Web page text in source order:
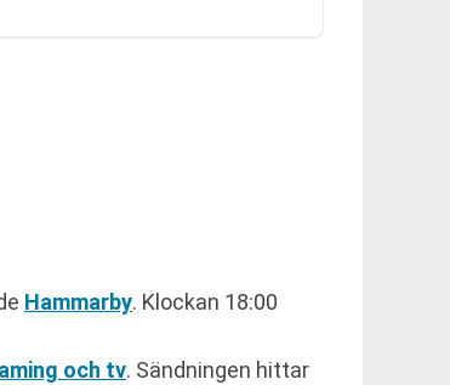
Hammarby. Klockan 18:00
och tv. Sändningen hittar